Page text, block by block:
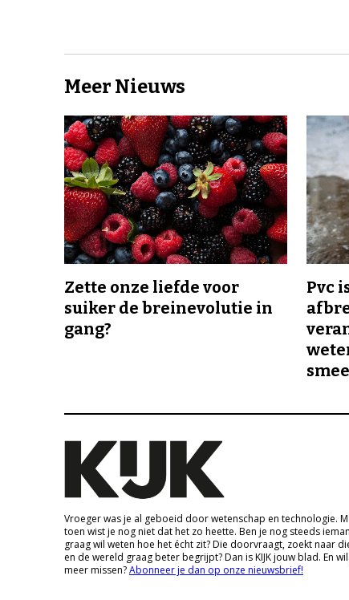
Meer Nieuws
Zette onze liefde voor
suiker de breinevolutie in
gang?
Pvc
Vroeger was je al geboeid door wetenschap en technologie.
toen wist je nog niet dat het zo heette. Ben je nog steeds
graag wil weten hoe het écht zit? Die doorvraagt, zoekt naar
en de wereld graag beter begrijpt? Dan is KIJK jouw blad. En
meer missen?Abonneer je dan op onze nieuwsbrief!